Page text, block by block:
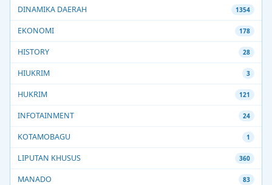
DINAMIKA DAERAH 1354
EKONOMI 178
HISTORY 28
HIUKRIM 3
HUKRIM 121
INFOTAINMENT 24
KOTAMOBAGU 1
LIPUTAN KHUSUS 360
MANADO 83